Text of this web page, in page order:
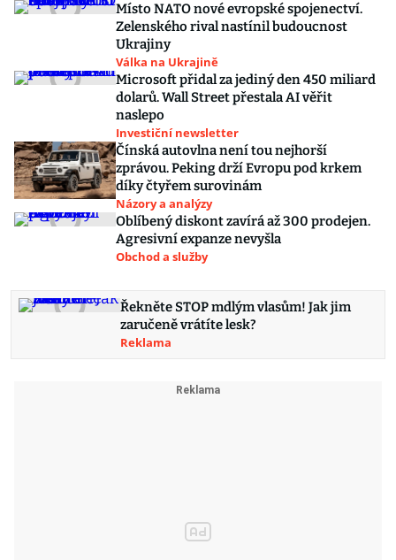
Místo NATO nové evropské spojenectví.
Zelenského rival nastínil budoucnost
Ukrajiny
Válka na Ukrajině
Microsoft přidal za jediný den 450 miliard
dolarů. Wall Street přestala AI věřit
naslepo
Investiční newsletter
Čínská autovlna není tou nejhorší
zprávou. Peking drží Evropu pod krkem
díky čtyřem surovinám
Názory a analýzy
Oblíbený diskont zavírá až 300 prodejen.
Agresivní expanze nevyšla
Obchod a služby
Řekněte STOP mdlým vlasům! Jak jim
zaručeně vrátíte lesk?
Reklama